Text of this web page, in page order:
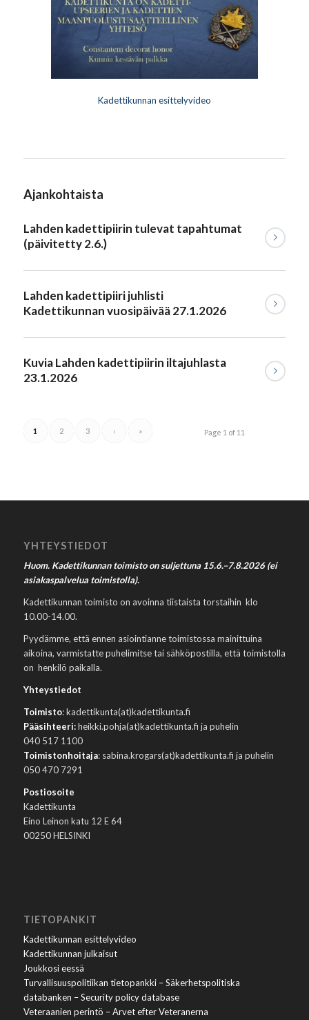
Kadettikunnan esittelyvideo
Ajankohtaista
Lahden kadettipiirin tulevat tapahtumat
(päivitetty 2.6.)
Lahden kadettipiiri juhlisti
Kadettikunnan vuosipäivää 27.1.2026
Kuvia Lahden kadettipiirin iltajuhlasta
23.1.2026
Page 1 of 11
1 2 3 › »
YHTEYSTIEDOT
Huom. Kadettikunnan toimisto on suljettuna 15.6.–7.8.2026 (ei
asiakaspalvelua toimistolla).
Kadettikunnan toimisto on avoinna tiistaista torstaihin klo
10.00-14.00.
Pyydämme, että ennen asiointianne toimistossa mainittuina
aikoina, varmistatte puhelimitse tai sähköpostilla, että toimistolla
on henkilö paikalla.
Yhteystiedot
Toimisto: kadettikunta(at)kadettikunta.fi
Pääsihteeri:heikki.pohja(at)kadettikunta.fi ja puhelin
040 517 1100
Toimistonhoitaja: sabina.krogars(at)kadettikunta.fi ja puhelin
050 470 7291
Postiosoite
Kadettikunta
Eino Leinon katu 12 E 64
00250 HELSINKI
TIETOPANKIT
Kadettikunnan esittelyvideo
Kadettikunnan julkaisut
Joukkosi eessä
Turvallisuuspolitiikan tietopankki – Säkerhetspolitiska
databanken – Security policy database
Veteraanien perintö – Arvet efter Veteranerna